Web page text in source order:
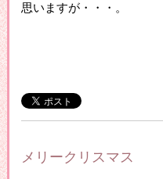
思いますが・・・。
メリークリスマス